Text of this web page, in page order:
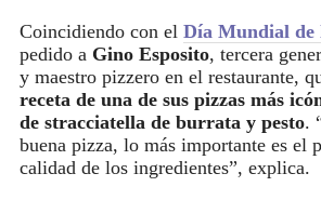
Coincidiendo con el Día Mundial de
pedido a Gino Esposito, tercera
y maestro pizzero en el restaurante,
receta de una de sus pizzas más
de stracciatella de burrata y pesto.
buena pizza, lo más importante es el
calidad de los ingredientes”, explica.